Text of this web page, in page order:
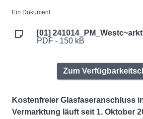
Ein Dokument
[01]
PDF - 150 kB
Zum
Kostenfreier Glasfaseranschluss
Vermarktung läuft seit 1. Oktober